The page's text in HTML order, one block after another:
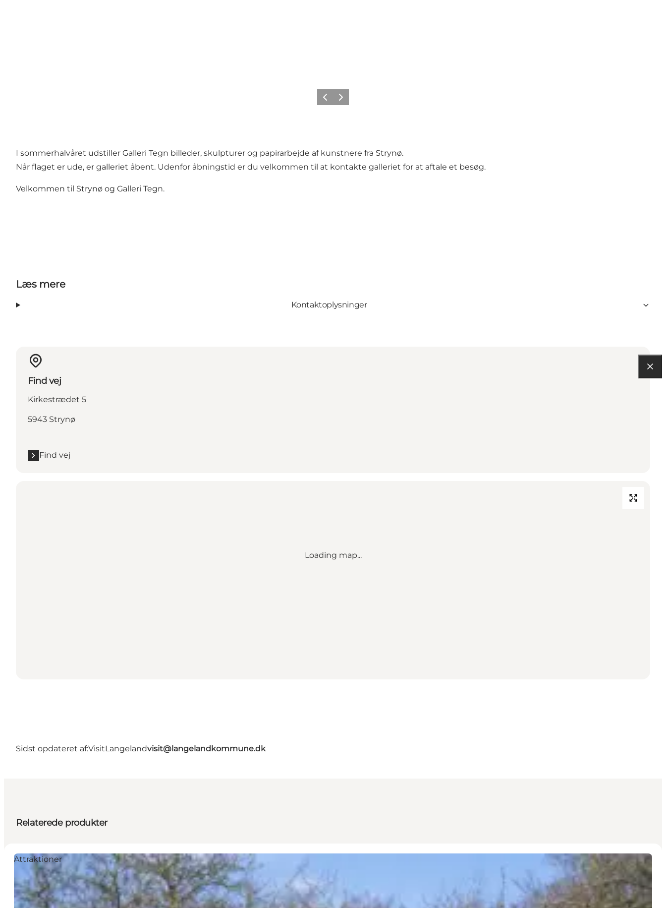
ForrigeNæste
I sommerhalvåret udstiller Galleri Tegn billeder, skulpturer og papirarbejde af kunstnere fra Strynø.
Når flaget er ude, er galleriet åbent. Udenfor åbningstid er du velkommen til at kontakte galleriet for at aftale et besøg.
Velkommen til Strynø og Galleri Tegn.
Læs mere
Kontaktoplysninger
Find vej
Kirkestrædet 5
5943 Strynø
Find vej
Loading map...
Sidst opdateret af:VisitLangelandvisit@langelandkommune.dk
Relaterede produkter
Attraktioner